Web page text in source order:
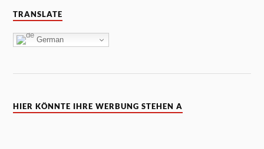
TRANSLATE
German
HIER KÖNNTE IHRE WERBUNG STEHEN A